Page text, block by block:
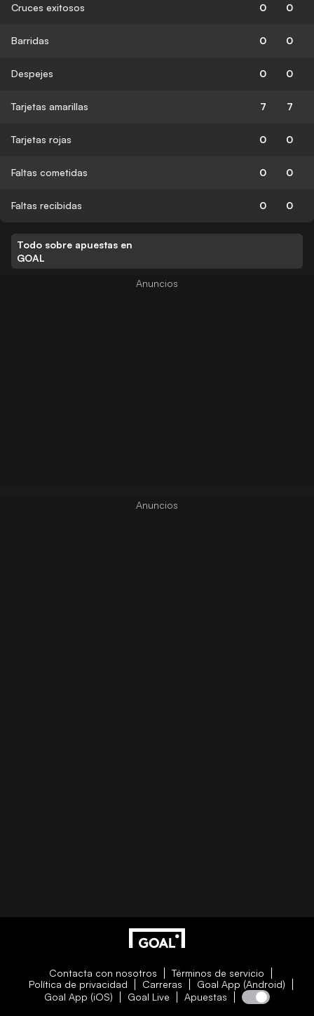
Cruces exitosos 0 0
Barridas 0 0
Despejes 0 0
Tarjetas amarillas 7 7
Tarjetas rojas 0 0
Faltas cometidas 0 0
Faltas recibidas 0 0
Todo sobre apuestas en
GOAL
Contacta con nosotros
Términos de servicio
Política de privacidad
Carreras
Goal App (Android)
Goal App (iOS)
Goal Live Apuestas